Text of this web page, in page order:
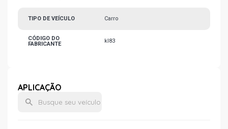
TIPO DE VEÍCULO Carro
CÓDIGO DO
FABRICANTE
kl83
APLICAÇÃO